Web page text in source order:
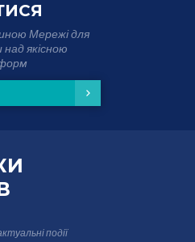
Мережі для
над якісною
події